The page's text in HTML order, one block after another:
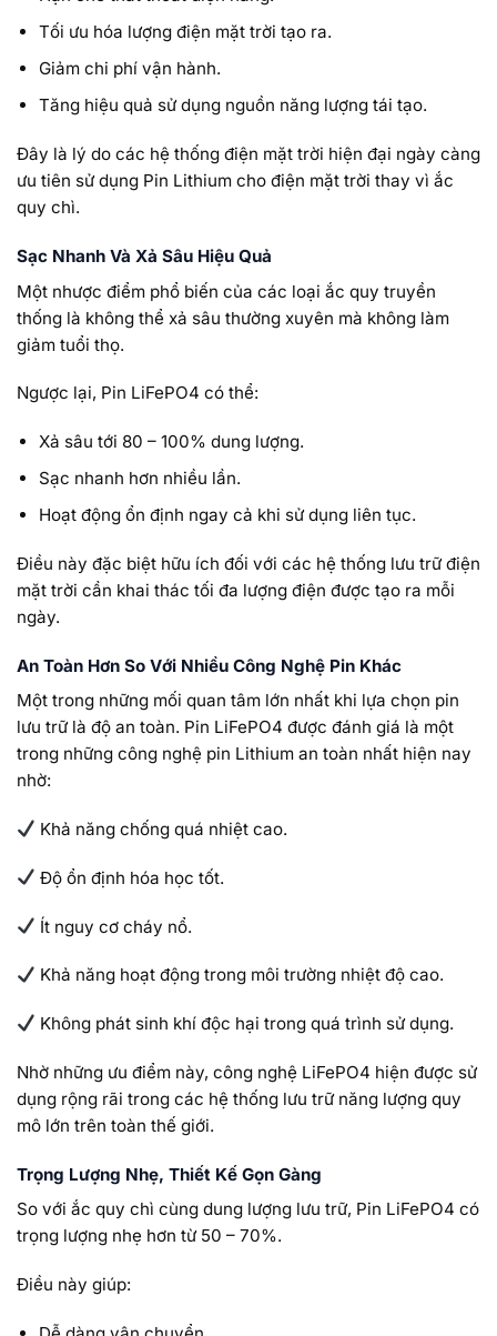
Tối ưu hóa lượng điện mặt trời tạo ra.
Giảm chi phí vận hành.
Tăng hiệu quả sử dụng nguồn năng lượng tái tạo.
Đây là lý do các hệ thống điện mặt trời hiện đại ngày càng
ưu tiên sử dụng Pin Lithium cho điện mặt trời thay vì ắc
quy chì.
Sạc Nhanh Và Xả Sâu Hiệu Quả
Một nhược điểm phổ biến của các loại ắc quy truyền
thống là không thể xả sâu thường xuyên mà không làm
giảm tuổi thọ.
Ngược lại, Pin LiFePO4 có thể:
Xả sâu tới 80 – 100% dung lượng.
Sạc nhanh hơn nhiều lần.
Hoạt động ổn định ngay cả khi sử dụng liên tục.
Điều này đặc biệt hữu ích đối với các hệ thống lưu trữ điện
mặt trời cần khai thác tối đa lượng điện được tạo ra mỗi
ngày.
An Toàn Hơn So Với Nhiều Công Nghệ Pin Khác
Một trong những mối quan tâm lớn nhất khi lựa chọn pin
lưu trữ là độ an toàn. Pin LiFePO4 được đánh giá là một
trong những công nghệ pin Lithium an toàn nhất hiện nay
nhờ:
Khả năng chống quá nhiệt cao.
Độ ổn định hóa học tốt.
Ít nguy cơ cháy nổ.
Khả năng hoạt động trong môi trường nhiệt độ cao.
Không phát sinh khí độc hại trong quá trình sử dụng.
Nhờ những ưu điểm này, công nghệ LiFePO4 hiện được sử
dụng rộng rãi trong các hệ thống lưu trữ năng lượng quy
mô lớn trên toàn thế giới.
Trọng Lượng Nhẹ, Thiết Kế Gọn Gàng
So với ắc quy chì cùng dung lượng lưu trữ, Pin LiFePO4 có
trọng lượng nhẹ hơn từ 50 – 70%.
Điều này giúp: